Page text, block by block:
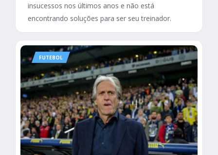
insucessos nos últimos anos e não está
encontrando soluções para ser seu treinador.
FUTEBOL